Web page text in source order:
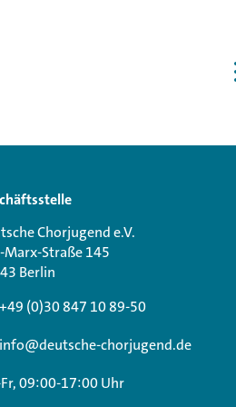
Chorjugend e.V.
Marx-Straße 145
Berlin
+49 (0)30 847 10 89-50
info@deutsche-chorjugend.de
09:00-17:00 Uhr